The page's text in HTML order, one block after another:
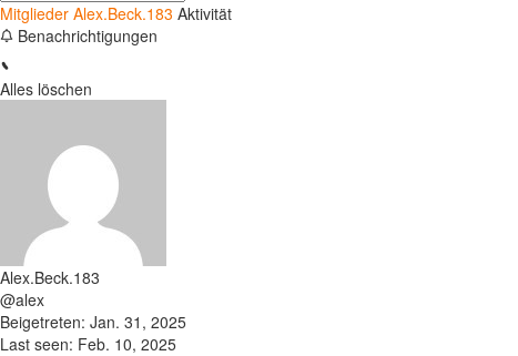
Mitglieder Alex.Beck.183 Aktivität
Benachrichtigungen
Alles löschen
Alex.Beck.183
@alex
Beigetreten: Jan. 31, 2025
Last seen: Feb. 10, 2025